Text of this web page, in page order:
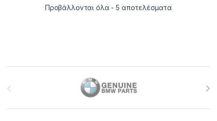
Προβάλλονται όλα - 5 αποτελέσματα
Brands Carousel